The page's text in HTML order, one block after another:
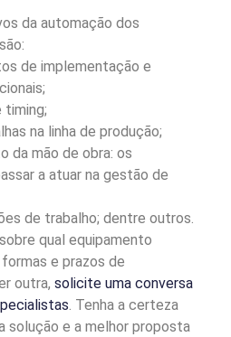
da automação dos
de implementação e
timing;
na linha de produção;
da mão de obra: os
a atuar na gestão de
de trabalho; dentre outros.
qual equipamento
e prazos de
outra, solicite uma conversa
. Tenha a certeza
solução e a melhor proposta